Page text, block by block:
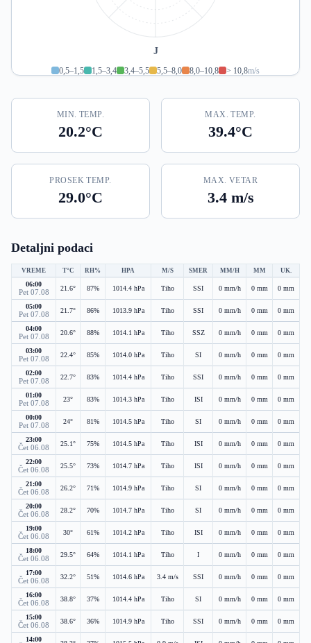
J
0,5–1,5 1,5–3,4 3,4–5,5 5,5–8,0 8,0–10,8 > 10,8m/s
MIN. TEMP.
20.2°C
MAX. TEMP.
39.4°C
PROSEK TEMP.
29.0°C
MAX. VETAR
3.4 m/s
Detaljni podaci
VREME T°C RH% HPA M/S SMER MM/H MM UK.
06:00
Pet 07.08 21.6° 87% 1014.4 hPa Tiho SSI 0 mm/h 0 mm 0 mm
05:00
Pet 07.08 21.7° 86% 1013.9 hPa Tiho SSI 0 mm/h 0 mm 0 mm
04:00
Pet 07.08 20.6° 88% 1014.1 hPa Tiho SSZ 0 mm/h 0 mm 0 mm
03:00
Pet 07.08 22.4° 85% 1014.0 hPa Tiho SI 0 mm/h 0 mm 0 mm
02:00
Pet 07.08 22.7° 83% 1014.4 hPa Tiho SSI 0 mm/h 0 mm 0 mm
01:00
Pet 07.08 23° 83% 1014.3 hPa Tiho ISI 0 mm/h 0 mm 0 mm
00:00
Pet 07.08 24° 81% 1014.5 hPa Tiho SI 0 mm/h 0 mm 0 mm
23:00
Čet 06.08 25.1° 75% 1014.5 hPa Tiho ISI 0 mm/h 0 mm 0 mm
22:00
Čet 06.08 25.5° 73% 1014.7 hPa Tiho ISI 0 mm/h 0 mm 0 mm
21:00
Čet 06.08 26.2° 71% 1014.9 hPa Tiho SI 0 mm/h 0 mm 0 mm
20:00
Čet 06.08 28.2° 70% 1014.7 hPa Tiho SI 0 mm/h 0 mm 0 mm
19:00
Čet 06.08 30° 61% 1014.2 hPa Tiho ISI 0 mm/h 0 mm 0 mm
18:00
Čet 06.08 29.5° 64% 1014.1 hPa Tiho I 0 mm/h 0 mm 0 mm
17:00
Čet 06.08 32.2° 51% 1014.6 hPa 3.4 m/s SSI 0 mm/h 0 mm 0 mm
16:00
Čet 06.08 38.8° 37% 1014.4 hPa Tiho SI 0 mm/h 0 mm 0 mm
15:00
Čet 06.08 38.6° 36% 1014.9 hPa Tiho SSI 0 mm/h 0 mm 0 mm
14:00